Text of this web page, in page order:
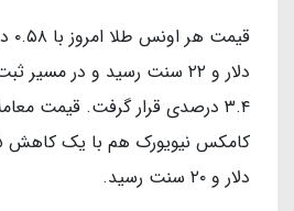
دلار و ۲۲ سنت رسید و در
۳.۴ درصدی قرار گرفت. قیمت
دلار و ۲۰ سنت رسید.